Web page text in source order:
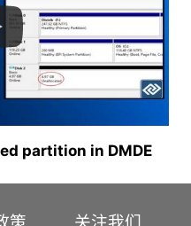
partition in DMDE
策 关注我们